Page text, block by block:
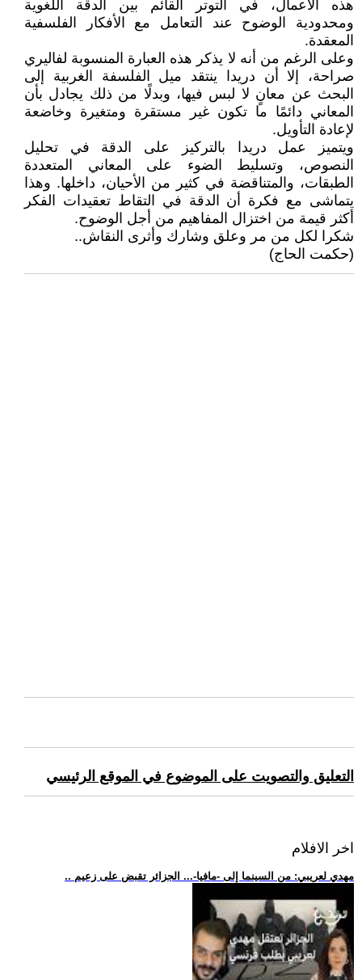
هذه الأعمال، في التوتر القائم بين الدقة اللغوية
ومحدودية الوضوح عند التعامل مع الأفكار الفلسفية
المعقدة.
وعلى الرغم من أنه لا يذكر هذه العبارة المنسوبة لفاليري
صراحة، إلا أن دريدا ينتقد ميل الفلسفة الغربية إلى
البحث عن معانٍ لا لبس فيها، وبدلًا من ذلك يجادل بأن
المعاني دائمًا ما تكون غير مستقرة ومتغيرة وخاضعة
لإعادة التأويل.
ويتميز عمل دريدا بالتركيز على الدقة في تحليل
النصوص، وتسليط الضوء على المعاني المتعددة
الطبقات، والمتناقضة في كثير من الأحيان، داخلها. وهذا
يتماشى مع فكرة أن الدقة في التقاط تعقيدات الفكر
أكثر قيمة من اختزال المفاهيم من أجل الوضوح.
شكرا لكل من مر وعلق وشارك وأثرى النقاش..
(حكمت الحاج)
التعليق والتصويت على الموضوع في الموقع الرئيسي
اخر الافلام
.. مهدي لعريبي: من السينما إلى -مافيا-... الجزائر تقبض على زعيم